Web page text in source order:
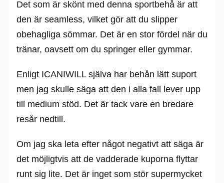
Det som är skönt med denna sportbehå är att
den är seamless, vilket gör att du slipper
obehagliga sömmar. Det är en stor fördel när du
tränar, oavsett om du springer eller gymmar.
Enligt ICANIWILL själva har behån lätt suport
men jag skulle säga att den i alla fall lever upp
till medium stöd. Det är tack vare en bredare
resår nedtill.
Om jag ska leta efter något negativt att säga är
det möjligtvis att de vadderade kuporna flyttar
runt sig lite. Det är inget som stör supermycket